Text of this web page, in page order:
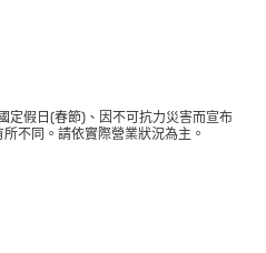
定假日(春節)、因不可抗力災害而宣布
不同。請依實際營業狀況為主。